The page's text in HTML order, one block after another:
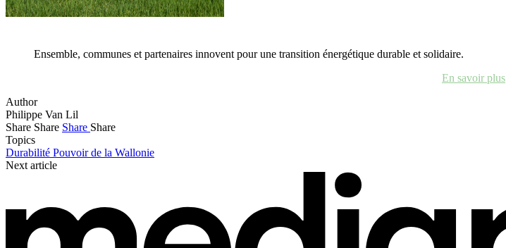
Ensemble, communes et partenaires innovent pour une transition énergétique durable et solidaire.
En savoir plus
Author
Philippe Van Lil
Share Share Share Share
Topics
Durabilité Pouvoir de la Wallonie
Next article